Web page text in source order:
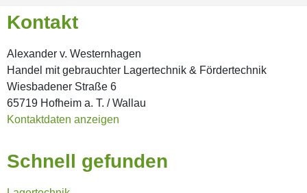
Kontakt
Alexander v. Westernhagen
Handel mit gebrauchter Lagertechnik & Fördertechnik
Wiesbadener Straße 6
65719 Hofheim a. T. / Wallau
Kontaktdaten anzeigen
Schnell gefunden